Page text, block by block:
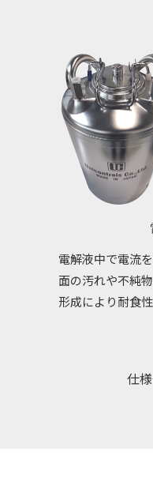
電解液中で電流
面の汚れや不純
形成により耐食性
仕